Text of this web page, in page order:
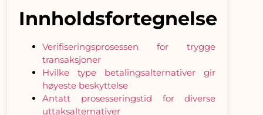
Innholdsfortegnelse
Verifiseringsprosessen for trygge
transaksjoner
Hvilke type betalingsalternativer gir
høyeste beskyttelse
Antatt prosesseringstid for diverse
uttaksalternativer